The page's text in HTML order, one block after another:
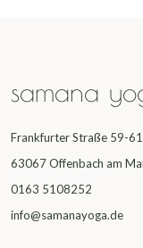
samana
Frankfurter Straße 59-61
63067 Offenbach am
0163 5108252
info@samanayoga.de